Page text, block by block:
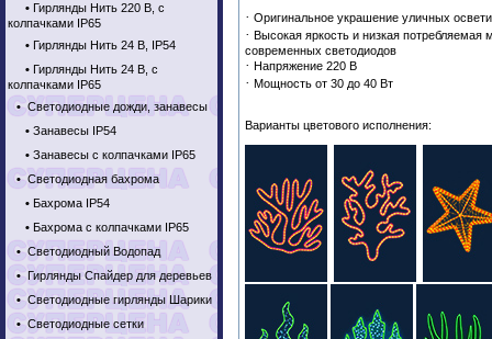
• Гирлянды Нить 220 В, с
колпачками IP65
• Гирлянды Нить 24 В, IP54
• Гирлянды Нить 24 В, с
колпачками IP65
•Светодиодные дожди, занавесы
• Занавесы IP54
• Занавесы с колпачками IP65
•Светодиодная бахрома
• Бахрома IP54
• Бахрома с колпачками IP65
•Светодиодный Водопад
•Гирлянды Спайдер для деревьев
•Светодиодные гирлянды Шарики
•Светодиодные сетки
· Оригинальное украшение уличных
· Высокая яркость и низкая
современных светодиодов
· Напряжение 220 В
· Мощность от 30 до 40 Вт
Варианты цветового исполнения: